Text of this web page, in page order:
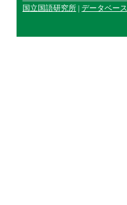
国立国語研究所 | データベース